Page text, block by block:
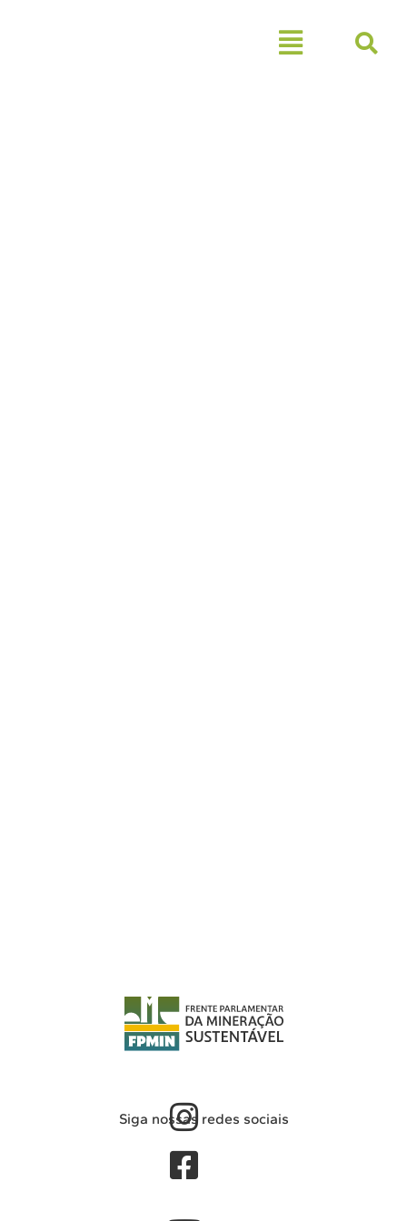
Siga nossas redes sociais